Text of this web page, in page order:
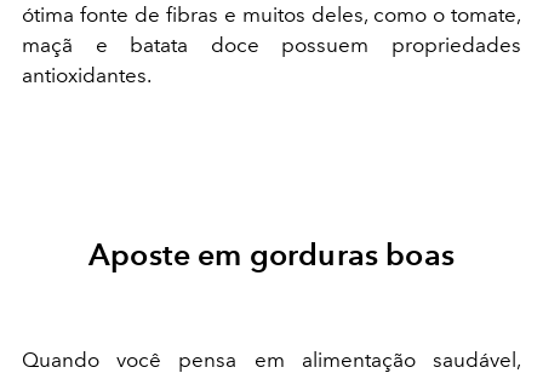
ótima fonte de fibras e muitos deles, como o tomate,
maçã e batata doce possuem propriedades
antioxidantes.
Aposte em gorduras boas
Quando você pensa em alimentação saudável,